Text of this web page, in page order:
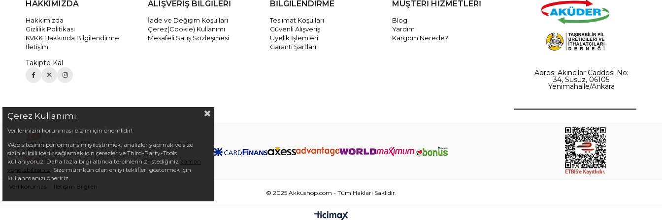
HAKKIMIZDA
Hakkımızda
Gizlilik Politikası
KVKK Hakkında Bilgilendirme
İletişim
Takipte Kal
ALIŞVERİŞ BİLGİLERİ
İade ve Değişim Koşulları
Çerez(Cookie) Kullanımı
Mesafeli Satış Sözleşmesi
BİLGİLENDİRME
Teslimat Koşulları
Güvenli Alışveriş
Üyelik İşlemleri
Garanti Şartları
MÜŞTERİ HİZMETLERİ
Blog
Yardım
Kargom Nerede?
Adres: Akıncılar Caddesi No:
34, Susuz, 06105
Yenimahalle/Ankara
© 2025 Akkushop.com - Tüm Hakları Saklıdır.
Çerez Kullanımı
Verilerinizin korunması bizim için önemlidir!
Web sitesinin performansını iyileştirmek, analizler yapmak ve size
sizinle ilgili içerik sağlamak için çerezler ve Third-Party-Tools
kullanıyoruz. Daha fazla bilgi altında tercihlerinizi istediğiniz zaman
yönetebilirsiniz. Size mümkün olan en iyi teklifleri göstermek için
kullanmanızı öneririz.
Veri koruması
İletişim Bilgileri